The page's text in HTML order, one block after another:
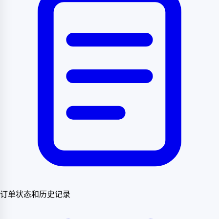
订单状态和历史记录